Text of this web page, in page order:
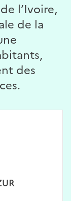
l’Ivoire,
de la
des